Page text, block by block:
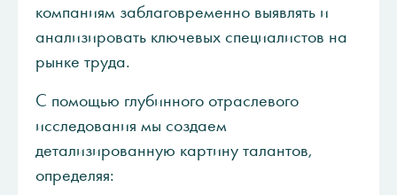
компаниям заблаговременно выявлять и
анализировать ключевых специалистов на
рынке труда.
С помощью глубинного отраслевого
исследования мы создаем
детализированную картину талантов,
определяя: